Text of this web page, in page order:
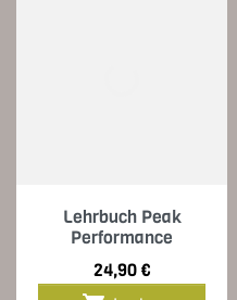
Lehrbuch Peak
Performance
Preis
24,90 €